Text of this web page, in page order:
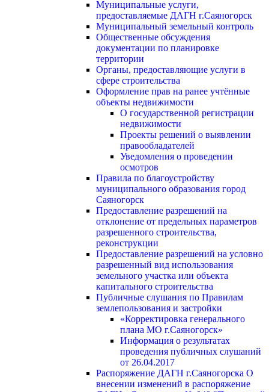
Муниципальные услуги,
предоставляемые ДАГН г.Саяногорск
Муниципальный земельный контроль
Общественные обсуждения
документации по планировке
территории
Органы, предоставляющие услуги в
сфере строительства
Оформление прав на ранее учтённые
объекты недвижимости
О государственной регистрации
недвижимости
Проекты решений о выявлении
правообладателей
Уведомления о проведении
осмотров
Правила по благоустройству
муниципального образования город
Саяногорск
Предоставление разрешений на
отклонение от предельных параметров
разрешенного строительства,
реконструкции
Предоставление разрешений на условно
разрешенный вид использования
земельного участка или объекта
капитального строительства
Публичные слушания по Правилам
землепользования и застройки
«Корректировка генерального
плана МО г.Саяногорск»
Информация о результатах
проведения публичных слушаний
от 26.04.2017
Распоряжение ДАГН г.Саяногорска О
внесении изменений в распоряжение